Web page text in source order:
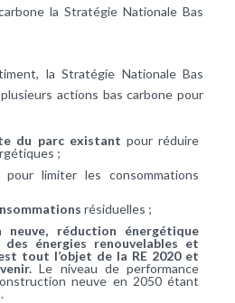
la Stratégie Nationale Bas
la Stratégie Nationale Bas
actions bas carbone pour
du parc existant pour réduire
;
pour limiter les consommations
résiduelles ;
réduction énergétique
énergies renouvelables et
tout l’objet de la RE 2020 et
Le niveau de performance
neuve en 2050 étant